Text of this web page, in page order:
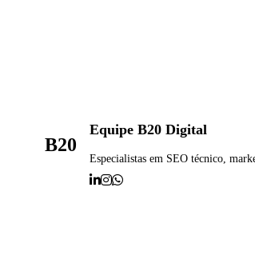
B20
Equipe B20 Digital
Especialistas em SEO técnico,